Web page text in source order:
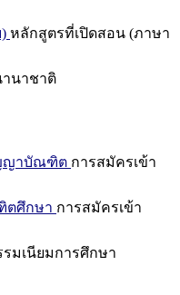
หลักสูตรที่เปิดสอน (ภาษา
นาชาติ
ญาบัณฑิต การสมัครเข้า
ตศึกษา การสมัครเข้า
รมเนียมการศึกษา